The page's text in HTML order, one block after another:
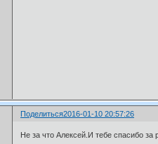
Поделиться2016-01-10 20:57:26
Не за что Алексей.И тебе спасибо за